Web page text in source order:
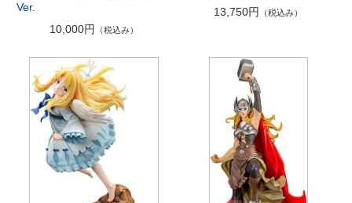
Ver.
10,000円
（税込み）
13,750円
（税込み）